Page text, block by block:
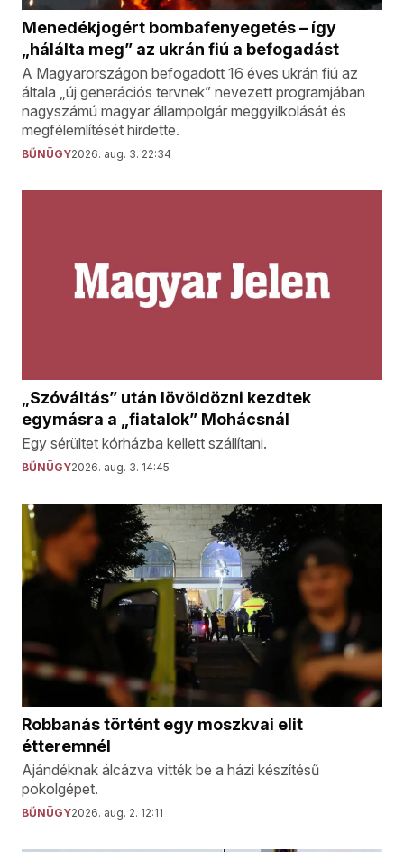
Menedékjogért bombafenyegetés – így
„hálálta meg” az ukrán fiú a befogadást
A Magyarországon befogadott 16 éves ukrán fiú az
általa „új generációs tervnek” nevezett programjában
nagyszámú magyar állampolgár meggyilkolását és
megfélemlítését hirdette.
BŰNÜGY2026. aug. 3. 22:34
„Szóváltás” után lövöldözni kezdtek
egymásra a „fiatalok” Mohácsnál
Egy sérültet kórházba kellett szállítani.
BŰNÜGY2026. aug. 3. 14:45
Robbanás történt egy moszkvai elit
étteremnél
Ajándéknak álcázva vitték be a házi készítésű
pokolgépet.
BŰNÜGY2026. aug. 2. 12:11